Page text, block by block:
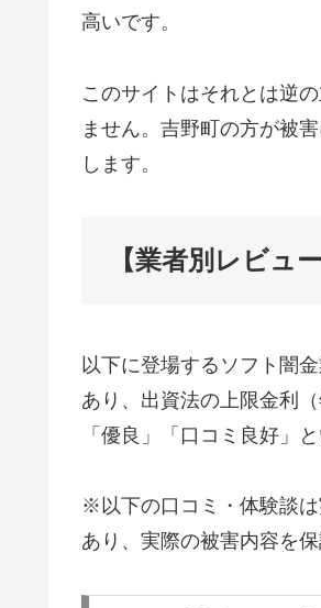
高いです。
このサイトはそれとは逆
ません。吉野町の方が被
します。
【業者別レビュ
以下に登場するソフト闇
あり、出資法の上限金利
「優良」「口コミ良好」
※以下の口コミ・体験談
あり、実際の被害内容を